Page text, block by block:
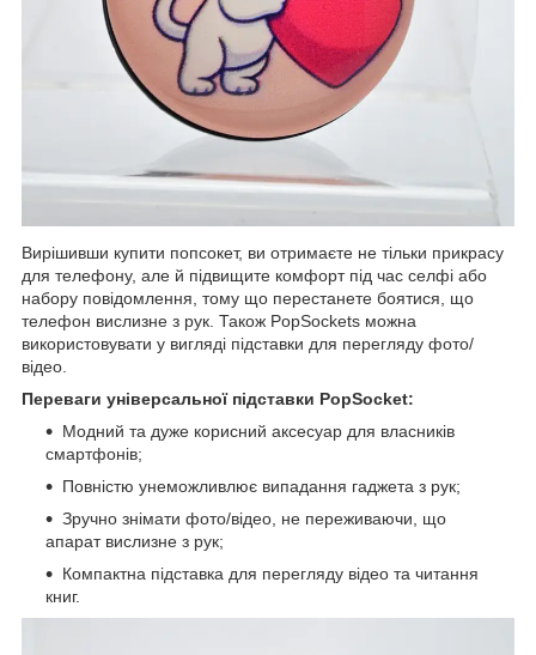
Вирішивши купити попсокет, ви отримаєте не тільки прикрасу
для телефону, але й підвищите комфорт під час селфі або
набору повідомлення, тому що перестанете боятися, що
телефон вислизне з рук. Також PopSockets можна
використовувати у вигляді підставки для перегляду фото/
відео.
Переваги універсальної підставки PopSocket:
Модний та дуже корисний аксесуар для власників
смартфонів;
Повністю унеможливлює випадання гаджета з рук;
Зручно знімати фото/відео, не переживаючи, що
апарат вислизне з рук;
Компактна підставка для перегляду відео та читання
книг.